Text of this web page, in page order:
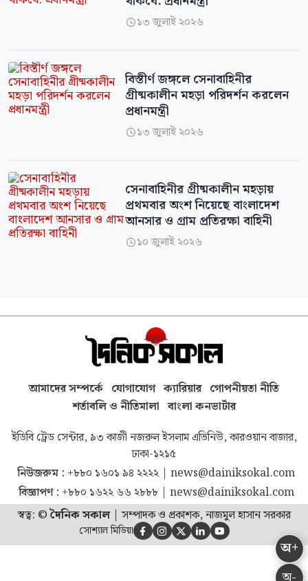
১৩ জুলাই ২০২৬
বিস্তীর্ণ জঙ্গলে সেনাবাহিনীর
গ্রীষ্মকালীন মহড়া পরিদর্শন করলেন
প্রধানমন্ত্রী
১৩ জুলাই ২০২৬
সেনাবাহিনীর গ্রীষ্মকালীন মহড়ায়
প্রথমবার অংশ নিয়েছে বাংলাদেশ
আনসার ও গ্রাম প্রতিরক্ষা বাহিনী
১০ জুলাই ২০২৬
অ+
আমাদের সম্পর্কে যোগাযোগ ক্যারিয়ার গোপনীয়তা নীতি
শর্তাবলি ও নীতিমালা বাংলা কনভার্টার
ইডিবি ট্রেড সেন্টার, ৯৩ কাজী নজরুল ইসলাম এভিনিউ, কারওয়ান বাজার,
ঢাকা-১২১৫
নিউজরুম : +৮৮০ ১৬০১ ৯৪ ২২২২| news@dainiksokal.com
বিজ্ঞাপণ : +৮৮০ ১৬২২ ৬৬ ২৮৮৮| news@dainiksokal.com
স্বত্ব: ©দৈনিক সকাল| সম্পাদক ও প্রকাশক, নাজমুল হাসান সরকার
সোশ্যাল মিডিয়া     